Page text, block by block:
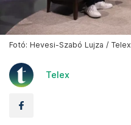
Fotó: Hevesi-Szabó Lujza / Telex
Telex